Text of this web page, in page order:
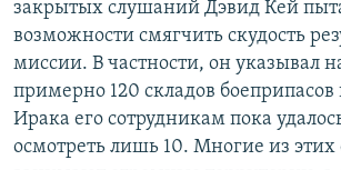
закрытых слушаний Дэвид Кей
возможности смягчить скудость
миссии. В частности, он указывал
примерно 120 складов
Ирака его сотрудникам пока
осмотреть лишь 10. Многие из этих